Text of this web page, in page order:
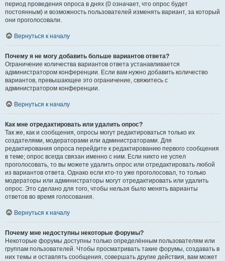
период проведения опроса в днях (0 означает, что опрос будет
постоянным) и возможность пользователей изменять вариант, за который
они проголосовали.
Вернуться к началу
Почему я не могу добавить больше вариантов ответа?
Ограничение количества вариантов ответа устанавливается
администратором конференции. Если вам нужно добавить количество
вариантов, превышающее это ограничение, свяжитесь с
администратором конференции.
Вернуться к началу
Как мне отредактировать или удалить опрос?
Так же, как и сообщения, опросы могут редактироваться только их
создателями, модераторами или администраторами. Для
редактирования опроса перейдите к редактированию первого сообщения
в теме; опрос всегда связан именно с ним. Если никто не успел
проголосовать, то вы можете удалить опрос или отредактировать любой
из вариантов ответа. Однако если кто-то уже проголосовал, то только
модераторы или администраторы могут отредактировать или удалить
опрос. Это сделано для того, чтобы нельзя было менять варианты
ответов во время голосования.
Вернуться к началу
Почему мне недоступны некоторые форумы?
Некоторые форумы доступны только определённым пользователям или
группам пользователей. Чтобы просматривать такие форумы, создавать в
них темы и оставлять сообщения, совершать другие действия, вам может